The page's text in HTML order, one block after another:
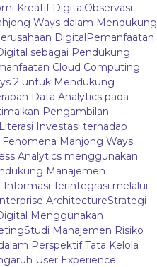
Kreatif DigitalObservasi
Ways dalam Mendukung
DigitalPemanfaatan
sebagai Pendukung
Cloud Computing
2 untuk Mendukung
Data Analytics pada
Pengambilan
Investasi terhadap
Mahjong Ways
Analytics menggunakan
Manajemen
Terintegrasi melalui
ArchitectureStrategi
Menggunakan
Studi Manajemen Risiko
Perspektif Tata Kelola
User Experience